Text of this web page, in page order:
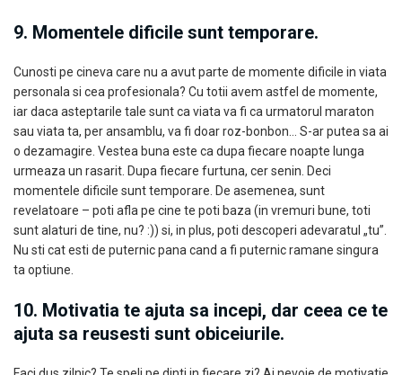
9. Momentele dificile sunt temporare.
Cunosti pe cineva care nu a avut parte de momente dificile in viata
personala si cea profesionala? Cu totii avem astfel de momente,
iar daca asteptarile tale sunt ca viata va fi ca urmatorul maraton
sau viata ta, per ansamblu, va fi doar roz-bonbon… S-ar putea sa ai
o dezamagire. Vestea buna este ca dupa fiecare noapte lunga
urmeaza un rasarit. Dupa fiecare furtuna, cer senin. Deci
momentele dificile sunt temporare. De asemenea, sunt
revelatoare – poti afla pe cine te poti baza (in vremuri bune, toti
sunt alaturi de tine, nu? :)) si, in plus, poti descoperi adevaratul „tu”.
Nu sti cat esti de puternic pana cand a fi puternic ramane singura
ta optiune.
10. Motivatia te ajuta sa incepi, dar ceea ce te
ajuta sa reusesti sunt obiceiurile.